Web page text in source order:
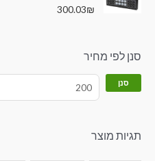
דורג5.00
300.03₪
סנן לפי מחיר
סנן
תגיות מוצר